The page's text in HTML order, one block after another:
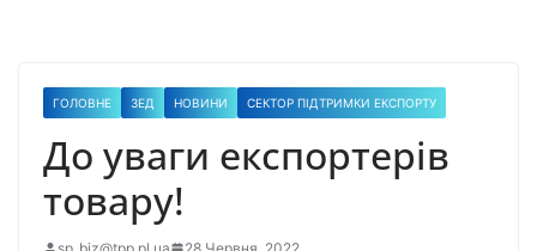
соя/ріпак!!!
Жіноче лідерство та жіноче
ГОЛОВНЕ ЗЕД НОВИНИ СЕКТОР ПІДТРИМКИ ЕКСПОРТУ
До уваги експортерів
товару!